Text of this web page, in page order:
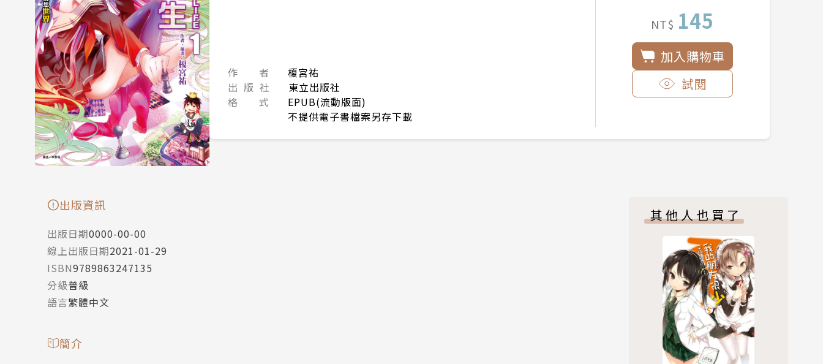
作 者
榎宮祐
出 版 社
東立出版社
格 式
EPUB(流動版面)
不提供電子書檔案另存下載
NT$ 145
加入購物車
試閱
出版資訊
出版日期0000-00-00
線上出版日期2021-01-29
ISBN9789863247135
分級普級
語言繁體中文
簡介
其他人也買了